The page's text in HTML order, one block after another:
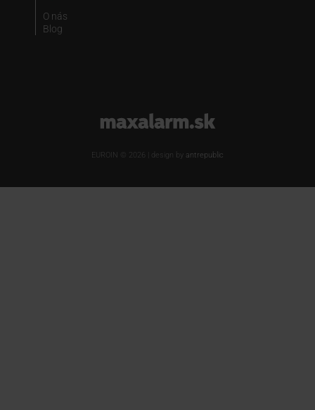
O nás
Blog
www.maxalarm.sk
EUROIN © 2026 | design by antrepublic